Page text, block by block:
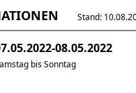
Stand:
08.05.2022
bis Sonntag